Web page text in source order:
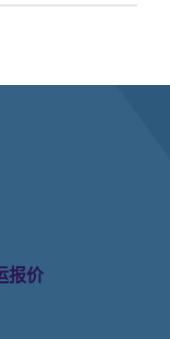
报价